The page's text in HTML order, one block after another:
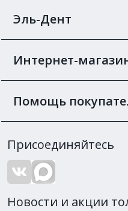
Эль-Дент
Интернет-
Помощь
Присоединяйтесь
Новости и акции